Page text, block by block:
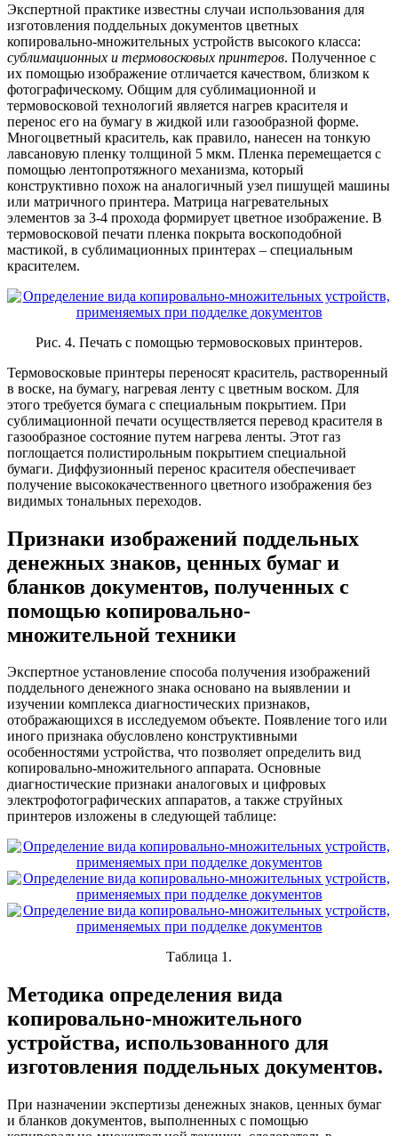
Экспертной практике известны случаи использования для
изготовления поддельных документов цветных
копировально-множительных устройств высокого класса:
сублимационных и термовосковых принтеров. Полученное с
их помощью изображение отличается качеством, близком к
фотографическому. Общим для сублимационной и
термовосковой технологий является нагрев красителя и
перенос его на бумагу в жидкой или газообразной форме.
Многоцветный краситель, как правило, нанесен на тонкую
лавсановую пленку толщиной 5 мкм. Пленка перемещается с
помощью лентопротяжного механизма, который
конструктивно похож на аналогичный узел пишущей машины
или матричного принтера. Матрица нагревательных
элементов за 3-4 прохода формирует цветное изображение. В
термовосковой печати пленка покрыта воскоподобной
мастикой, в сублимационных принтерах – специальным
красителем.
Рис. 4. Печать с помощью термовосковых принтеров.
Термовосковые принтеры переносят краситель, растворенный
в воске, на бумагу, нагревая ленту с цветным воском. Для
этого требуется бумага с специальным покрытием. При
сублимационной печати осуществляется перевод красителя в
газообразное состояние путем нагрева ленты. Этот газ
поглощается полистирольным покрытием специальной
бумаги. Диффузионный перенос красителя обеспечивает
получение высококачественного цветного изображения без
видимых тональных переходов.
Признаки изображений поддельных
денежных знаков, ценных бумаг и
бланков документов, полученных с
помощью копировально-
множительной техники
Экспертное установление способа получения изображений
поддельного денежного знака основано на выявлении и
изучении комплекса диагностических признаков,
отображающихся в исследуемом объекте. Появление того или
иного признака обусловлено конструктивными
особенностями устройства, что позволяет определить вид
копировально-множительного аппарата. Основные
диагностические признаки аналоговых и цифровых
электрофотографических аппаратов, а также струйных
принтеров изложены в следующей таблице:
Таблица 1.
Методика определения вида
копировально-множительного
устройства, использованного для
изготовления поддельных документов.
При назначении экспертизы денежных знаков, ценных бумаг
и бланков документов, выполненных с помощью